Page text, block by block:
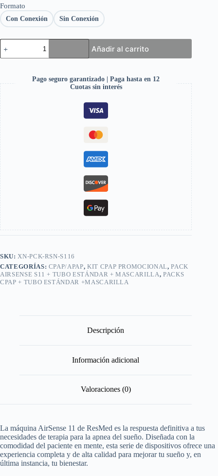
Formato
Con Conexión Sin Conexión
Añadir al carrito
Pago seguro garantizado | Paga hasta en 12
Cuotas sin interés
SKU:XN-PCK-RSN-S116
CATEGORÍAS: CPAP/APAP, KIT CPAP PROMOCIONAL,PACK
AIRSENSE S11 + TUBO ESTÁNDAR + MASCARILLA, PACKS
CPAP + TUBO ESTÁNDAR +MASCARILLA
Descripción
Información adicional
Valoraciones (0)
La máquina AirSense 11 de ResMed es la respuesta definitiva a tus
necesidades de terapia para la apnea del sueño. Diseñada con la
comodidad del paciente en mente, esta serie de dispositivos ofrece una
experiencia completa y de alta calidad para mejorar tu sueño y, en
última instancia, tu bienestar.